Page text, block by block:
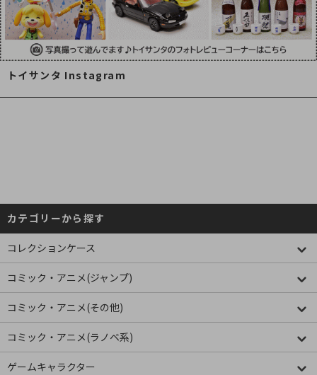
トイサンタ Instagram
カテゴリーから探す
コレクションケース
コミック・アニメ(ジャンプ)
コミック・アニメ(その他)
コミック・アニメ(ラノベ系)
ゲームキャラクター